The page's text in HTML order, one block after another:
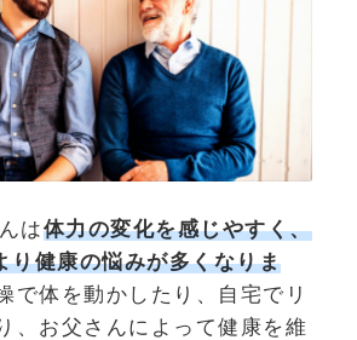
は体力の変化を感じやすく、
健康の悩みが多くなりま
で体を動かしたり、自宅でリ
、お父さんによって健康を維